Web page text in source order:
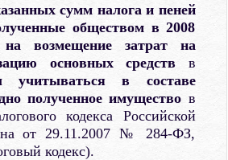
сумм налога и пеней
обществом в 2008
возмещение затрат на
основных средств в
учитываться в составе
полученное имущество в
кодекса Российской
от 29.11.2007 № 284-ФЗ,
кодекс).